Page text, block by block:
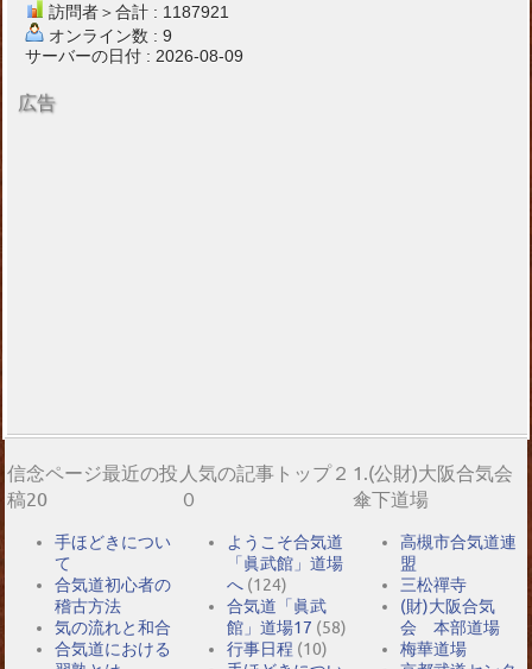
訪問者＞合計 : 1187921
オンライン数 : 9
サーバーの日付 : 2026-08-09
広告
信念ページ最近の投
稿20
手ほどきについ
て
合気道初心者の
稽古方法
気の流れと和合
合気道における
人気の記事トップ２
０
ようこそ合気道
「眞武館」道場
へ (124)
合気道「眞武
館」道場17 (58)
行事日程 (10)
1.(公財)大阪合気会
傘下道場
高槻市合気道連
盟
三松禪寺
(財)大阪合気
会 本部道場
梅華道場